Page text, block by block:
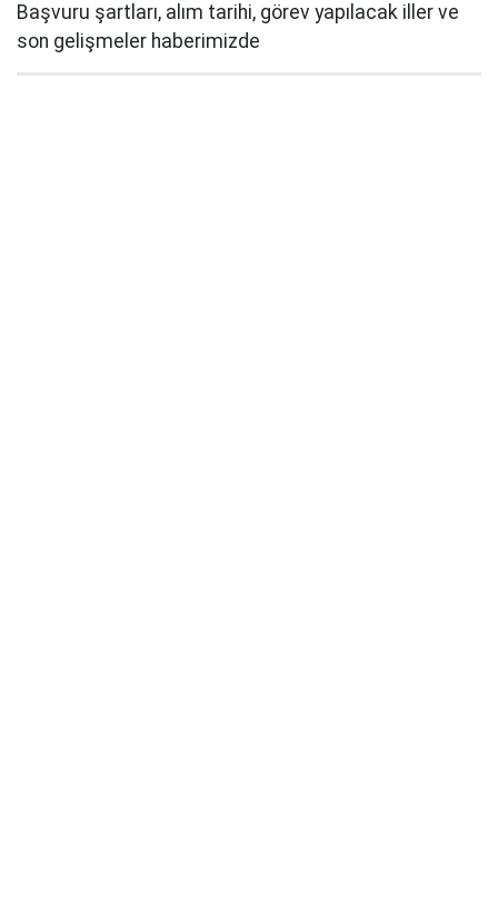
Başvuru şartları, alım tarihi, görev yapılacak iller ve
son gelişmeler haberimizde